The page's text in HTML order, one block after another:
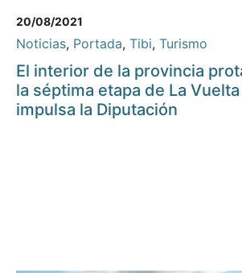
20/08/2021
Noticias, Portada, Tibi, Turismo
El interior de la provincia
la séptima etapa de La
impulsa la Diputación